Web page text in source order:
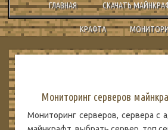
ГЛАВНАЯ СКАЧАТЬ
КРАФТА
Мониторинг серверов
Мониторинг серверов, сервера с